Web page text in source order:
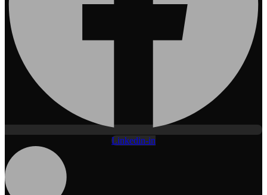
Linkedin-in